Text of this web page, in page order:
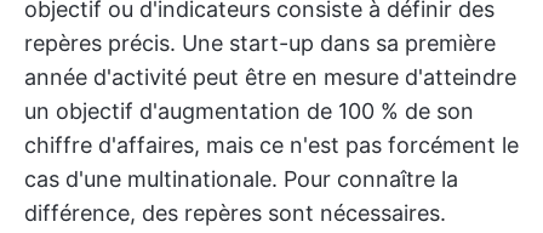
objectif ou d'indicateurs consiste à définir des
repères précis. Une start-up dans sa première
année d'activité peut être en mesure d'atteindre
un objectif d'augmentation de 100 % de son
chiffre d'affaires, mais ce n'est pas forcément le
cas d'une multinationale. Pour connaître la
différence, des repères sont nécessaires.